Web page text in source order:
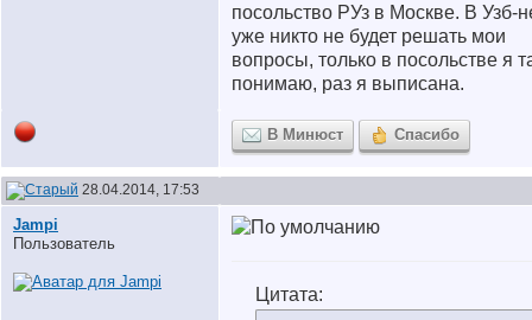
посольство РУз в Москве. В Узб-
уже никто не будет решать мои
вопросы, только в посольстве я
понимаю, раз я выписана.
В Минюст Спасибо
28.04.2014, 17:53
Jampi
Пользователь
Цитата: